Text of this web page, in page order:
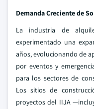
Demanda Creciente de
La industria de
experimentado una
años, evolucionando de
por eventos y
para los sectores de
Los sitios de
proyectos del IIJA